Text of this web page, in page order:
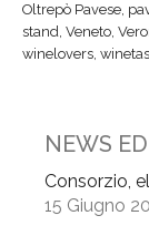
Oltrepò Pavese,
stand, Veneto,
winelovers,
NEWS
Consorzio,
15 Giugno